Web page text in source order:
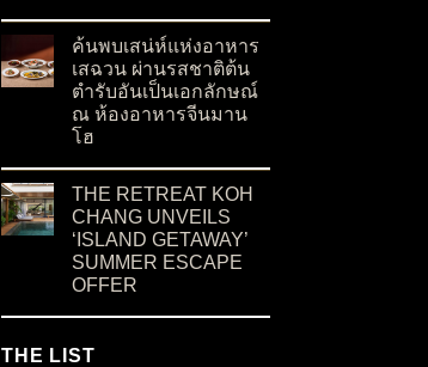
ค้นพบเสน่ห์แห่งอาหาร
เสฉวน ผ่านรสชาติต้น
ตำรับอันเป็นเอกลักษณ์
ณ ห้องอาหารจีนมาน
โฮ
THE RETREAT KOH
CHANG UNVEILS
‘ISLAND GETAWAY’
SUMMER ESCAPE
OFFER
THE LIST